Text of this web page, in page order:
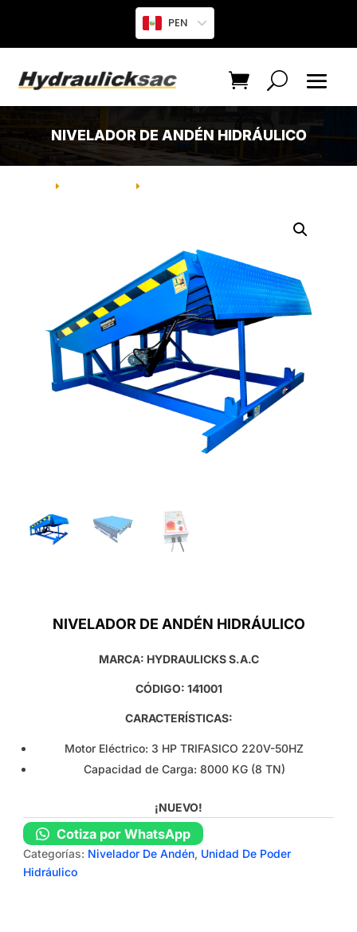
PEN
NIVELADOR DE ANDÉN HIDRÁULICO
E E
NIVELADOR DE ANDÉN HIDRÁULICO
MARCA: HYDRAULICKS S.A.C
CÓDIGO: 141001
CARACTERÍSTICAS:
Motor Eléctrico: 3 HP TRIFASICO 220V-50HZ
Capacidad de Carga: 8000 KG (8 TN)
¡NUEVO!
Cotiza por WhatsApp
Categorías: Nivelador De Andén, Unidad De Poder
Hidráulico